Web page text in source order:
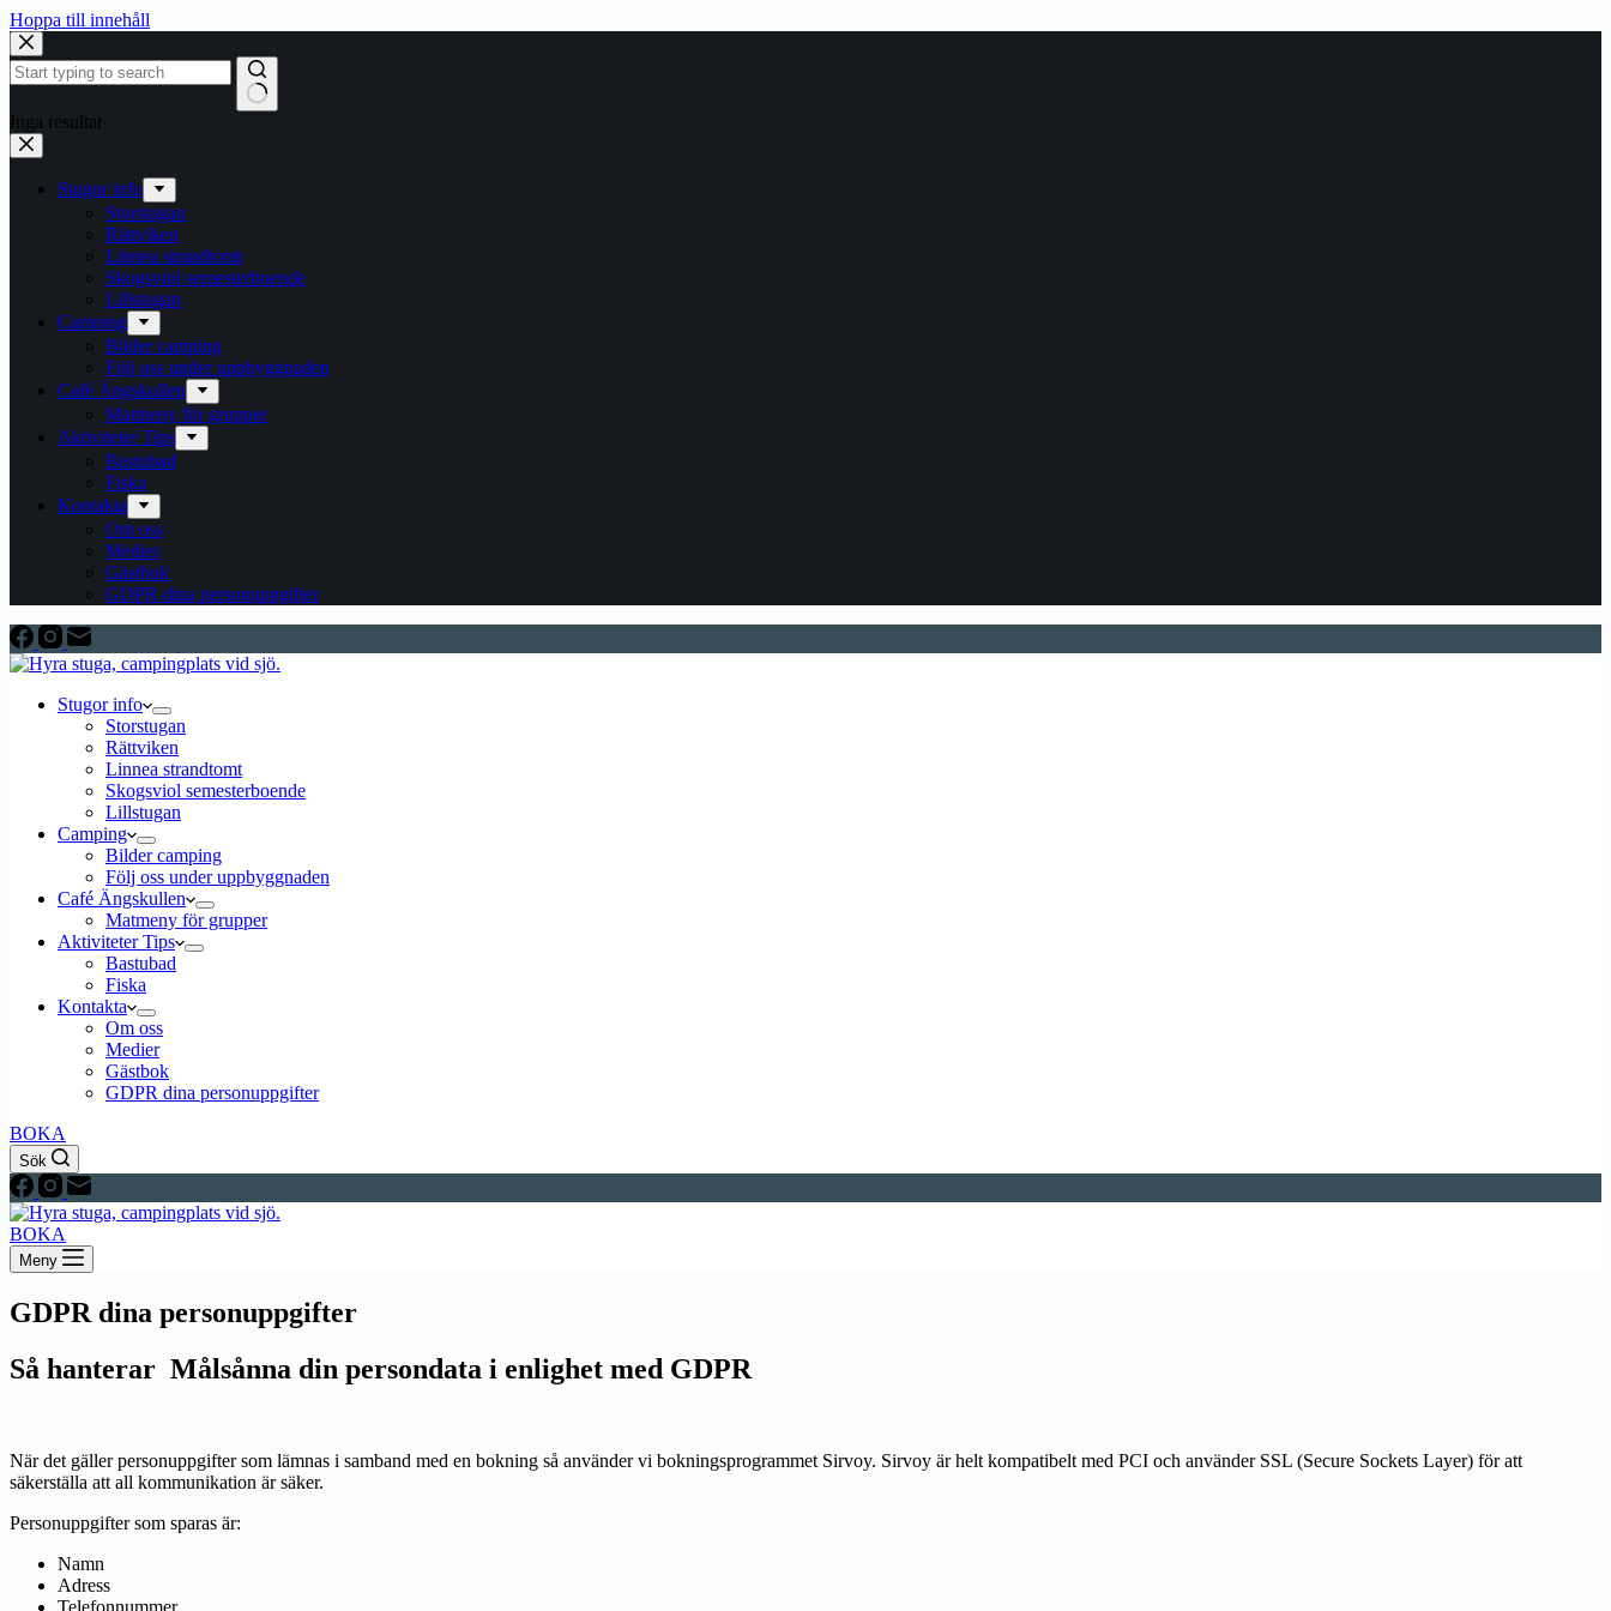
Hoppa till innehåll
Inga resultat
Stugor info
Storstugan
Rättviken
Linnea strandtomt
Skogsviol semesterboende
Lillstugan
Camping
Bilder camping
Följ oss under uppbyggnaden
Café Ängskullen
Matmeny för grupper
Aktiviteter Tips
Bastubad
Fiska
Kontakta
Om oss
Medier
Gästbok
GDPR dina personuppgifter
Stugor info
Storstugan
Rättviken
Linnea strandtomt
Skogsviol semesterboende
Lillstugan
Camping
Bilder camping
Följ oss under uppbyggnaden
Café Ängskullen
Matmeny för grupper
Aktiviteter Tips
Bastubad
Fiska
Kontakta
Om oss
Medier
Gästbok
GDPR dina personuppgifter
BOKA
Sök
BOKA
Meny
GDPR dina personuppgifter
Så hanterar Målsånna din persondata i enlighet med GDPR
När det gäller personuppgifter som lämnas i samband med en bokning så använder vi bokningsprogrammet Sirvoy. Sirvoy är helt kompatibelt med PCI och använder SSL (Secure Sockets Layer) för att
säkerställa att all kommunikation är säker.
Personuppgifter som sparas är:
Namn
Adress
Telefonnummer